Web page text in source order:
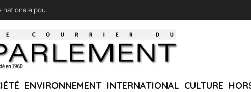
LFI réclame une « session extraordinaire » à l’Assemblée nationale pour lutter contre les incendies
ENVIRONNEMENT INTERNATIONAL CULTURE